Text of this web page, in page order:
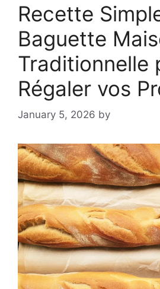
Recette
Baguette
Traditionnelle
Régaler vos
January 5, 2026 by